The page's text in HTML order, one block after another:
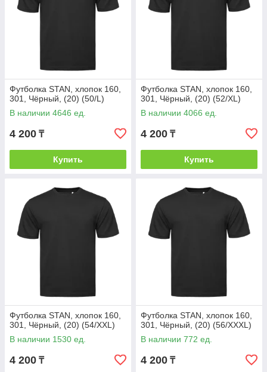
Футболка STAN, хлопок 160,
301, Чёрный, (20) (50/L)
В наличии 4646 ед.
4 200 ₸
Купить
Футболка STAN, хлопок 160,
301, Чёрный, (20) (52/XL)
В наличии 4066 ед.
4 200 ₸
Купить
Футболка STAN, хлопок 160,
301, Чёрный, (20) (54/XXL)
В наличии 1530 ед.
4 200 ₸
Футболка STAN, хлопок 160,
301, Чёрный, (20) (56/XXXL)
В наличии 772 ед.
4 200 ₸